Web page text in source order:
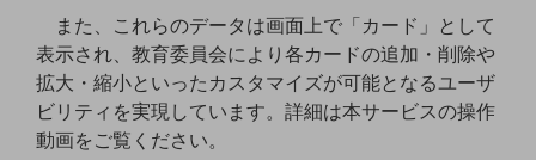
人材不足解消
業種・業態で探す
業種・業態で探すTOP
自治体
また、これらのデータは画面上で「カード」として
表示され、教育委員会により各カードの追加・削除や
拡大・縮小といったカスタマイズが可能となるユーザ
ビリティを実現しています。詳細は本サービスの操作
動画をご覧ください。